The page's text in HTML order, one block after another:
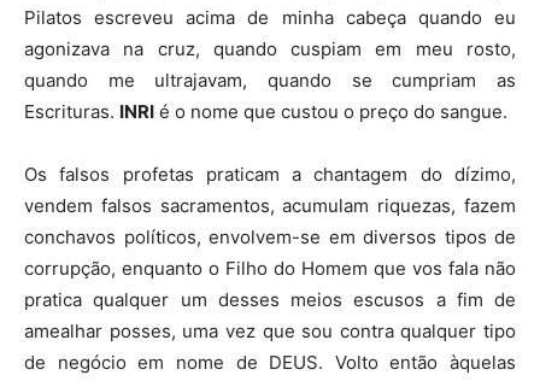
Pilatos escreveu acima de minha cabeça quando eu
agonizava na cruz, quando cuspiam em meu rosto,
quando me ultrajavam, quando se cumpriam as
Escrituras. INRI é o nome que custou o preço do sangue.
Os falsos profetas praticam a chantagem do dízimo,
vendem falsos sacramentos, acumulam riquezas, fazem
conchavos políticos, envolvem-se em diversos tipos de
corrupção, enquanto o Filho do Homem que vos fala não
pratica qualquer um desses meios escusos a fim de
amealhar posses, uma vez que sou contra qualquer tipo
de negócio em nome de DEUS. Volto então àquelas